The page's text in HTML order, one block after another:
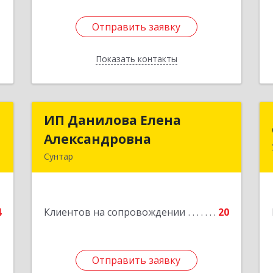
Отправить заявку
Показать контакты
Отправить заявку
Назад
ИП Данилова Елена
Александровна
Сунтар
Клиентов на сопровождении 20
Отправить заявку
ИП Данилова Елена
Александровна
Отправить заявку